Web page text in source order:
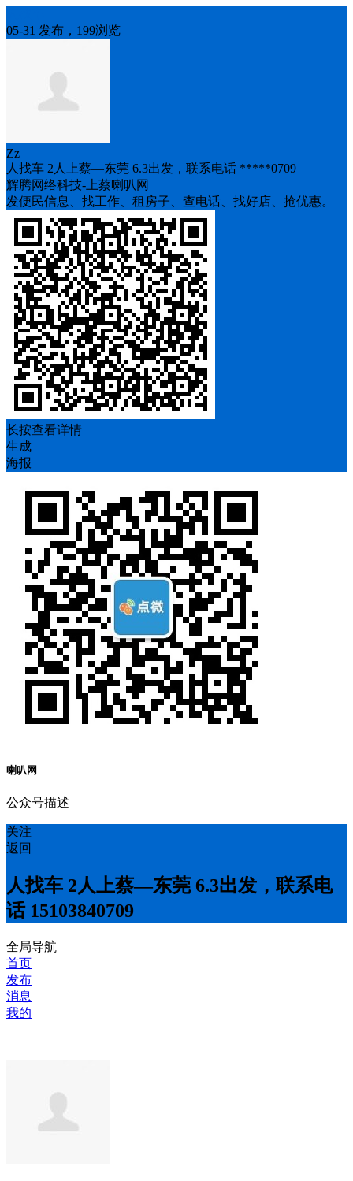
05-31 发布，199浏览
Zz
人找车 2人上蔡—东莞 6.3出发，联系电话 *****0709
辉腾网络科技-上蔡喇叭网
发便民信息、找工作、租房子、查电话、找好店、抢优惠。
长按查看详情
生成
海报
喇叭网
公众号描述
关注
返回
人找车 2人上蔡—东莞 6.3出发，联系电
话 15103840709
全局导航
首页
发布
消息
我的